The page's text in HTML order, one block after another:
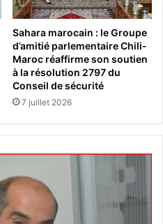
Sahara marocain : le Groupe
d’amitié parlementaire Chili-
Maroc réaffirme son soutien
à la résolution 2797 du
Conseil de sécurité
7 juillet 2026